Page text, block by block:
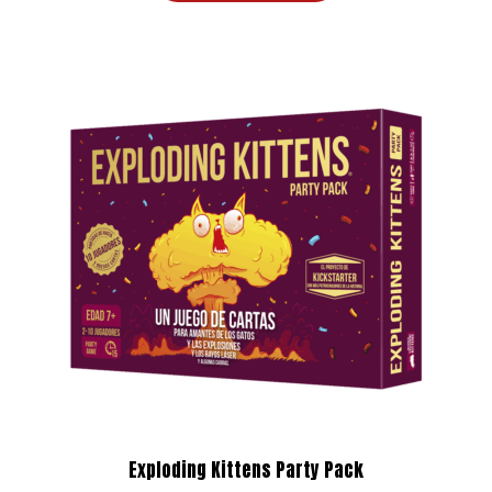
Exploding Kittens Party Pack